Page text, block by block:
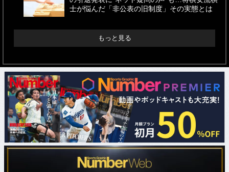
士が悩んだ「非公表の旧制度」その実態とは
もっと見る